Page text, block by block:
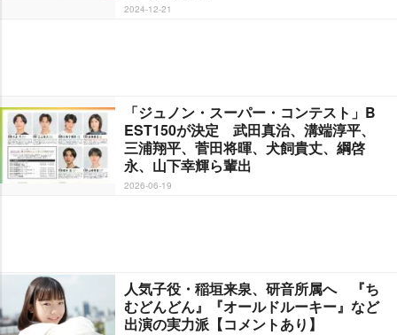
2024-12-21
「ジュノン・スーパー・コンテスト」B
EST150が決定 武田真治、溝端淳平、
三浦翔平、菅田将暉、犬飼貴丈、綱啓
永、山下幸輝ら輩出
2026-06-19
人気子役・稲垣来泉、研音所属へ 『ち
むどんどん』『オールドルーキー』など
出演の実力派【コメントあり】